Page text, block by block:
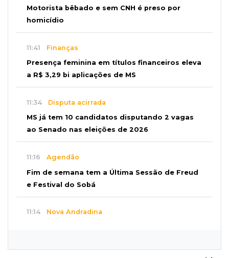
Motorista bêbado e sem CNH é preso por
homicídio
11:41 Finanças
Presença feminina em títulos financeiros eleva
a R$ 3,29 bi aplicações de MS
11:34 Disputa acirrada
MS já tem 10 candidatos disputando 2 vagas
ao Senado nas eleições de 2026
11:16 Agendão
Fim de semana tem a Última Sessão de Freud
e Festival do Sobá
11:14 Nova Andradina